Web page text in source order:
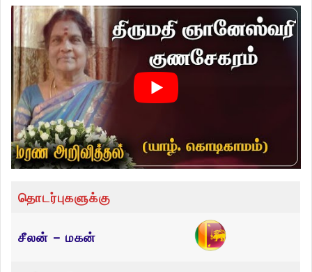
தொடர்புகளுக்கு
சீலன் – மகன்